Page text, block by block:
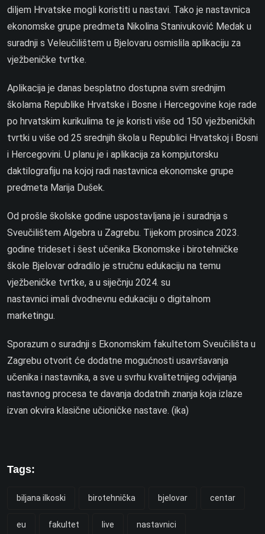
diljem Hrvatske mogli koristiti u nastavi. Tako je nastavnica
ekonomske grupe predmeta Nikolina Stanivuković Medak u
suradnji s Veleučilištem u Bjelovaru osmislila aplikaciju za
vježbeničke tvrtke.
Aplikacija je danas besplatno dostupna svim srednjim
školama Republike Hrvatske i Bosne i Hercegovine koje rade
po hrvatskim kurikulima te je koristi više od 150 vježbeničkih
tvrtki u više od 25 srednjih škola u Republici Hrvatskoj i Bosni
i Hercegovini. U planu je i aplikacija za kompjutorsku
daktilografiju na kojoj radi nastavnica ekonomske grupe
predmeta Marija Dušek.
Od prošle školske godine uspostavljana je i suradnja s
Sveučilištem Algebra u Zagrebu. Tijekom prosinca 2023.
godine trideset i šest učenika Ekonomske i birotehničke
škole Bjelovar odradilo je stručnu edukaciju na temu
vježbeničke tvrtke, a u siječnju 2024. su
nastavnici imali dvodnevnu edukaciju o digitalnom
marketingu.
Sporazum o suradnji s Ekonomskim fakultetom Sveučilišta u
Zagrebu otvorit će dodatne mogućnosti usavršavanja
učenika i nastavnika, a sve u svrhu kvalitetnijeg odvijanja
nastavnog procesa te davanja dodatnih znanja koja izlaze
izvan okvira klasične učioničke nastave. (ika)
Tags:
biljana ilkoski birotehnička bjelovar centar
eu fakultet live nastavnici